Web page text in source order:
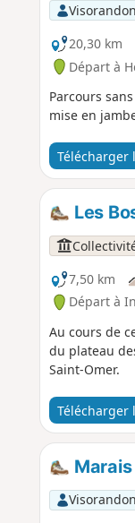
20,30 km
Départ à
Parcours
mise en
Télécharger
Les
7,50 km
Départ à
Au cours de
du plateau
Saint-Omer.
Télécharger